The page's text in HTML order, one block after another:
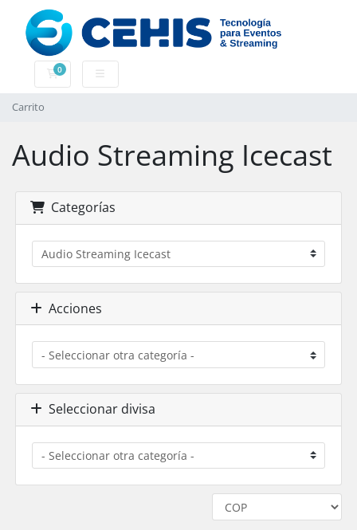
0
Carrito
Carrito
Audio Streaming Icecast
Categorías
Acciones
Seleccionar divisa